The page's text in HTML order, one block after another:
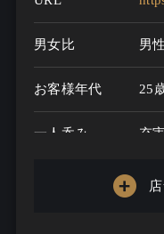
男女比 男
お客様年代 25
一人呑み
充実